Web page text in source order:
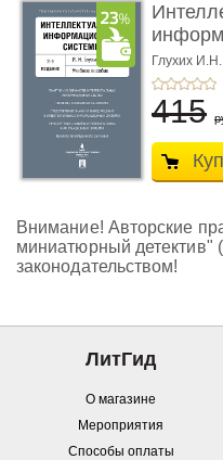
Глухих И.Н.
415
Внимание! Авторские
миниатюрный
законодательством!
ЛитГид
О магазине
Мероприятия
Способы оплаты